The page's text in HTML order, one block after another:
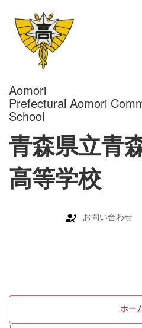
Aomori
Prefectural Aomori
School
青森県立青
高等学校
お問い合わせ
ホー